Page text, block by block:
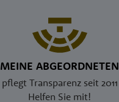
MEINE ABGEORDNETEN
pflegt Transparenz seit 2011
Helfen Sie mit!